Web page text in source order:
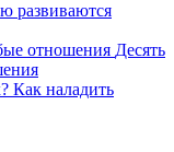
развиваются
Десять
Как наладить